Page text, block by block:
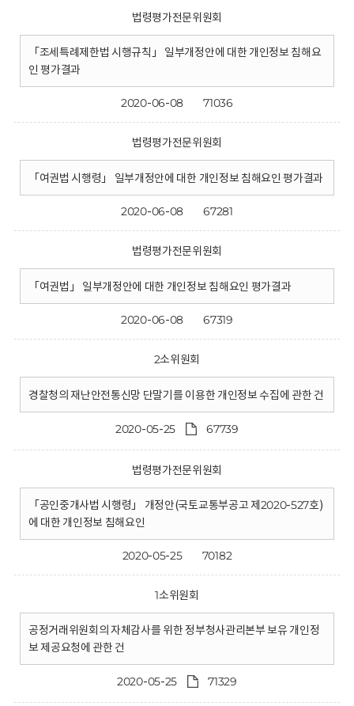
법령평가전문위원회
「조세특례제한법 시행규칙」 일부개정안에 대한 개인정보 침해요
인 평가결과
2020-06-08 71036
법령평가전문위원회
「여권법 시행령」 일부개정안에 대한 개인정보 침해요인 평가결과
2020-06-08 67281
법령평가전문위원회
「여권법」 일부개정안에 대한 개인정보 침해요인 평가결과
2020-06-08 67319
2소위원회
경찰청의 재난안전통신망 단말기를 이용한 개인정보 수집에 관한 건
2020-05-25 67739
법령평가전문위원회
「공인중개사법 시행령」 개정안(국토교통부공고 제2020-527호)
에 대한 개인정보 침해요인
2020-05-25 70182
1소위원회
공정거래위원회의 자체감사를 위한 정부청사관리본부 보유 개인정
보 제공요청에 관한 건
2020-05-25 71329